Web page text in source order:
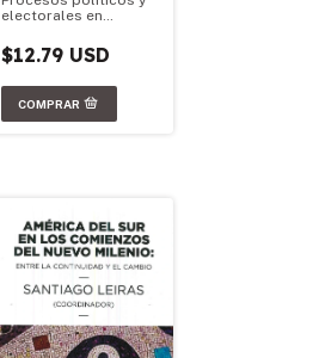
electorales en
2013)
$12.79 USD